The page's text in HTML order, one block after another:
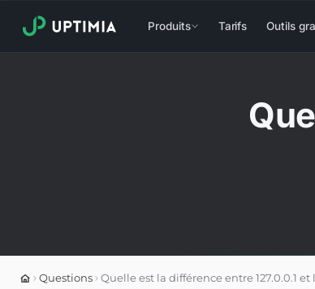
Produits Tarifs Outils
Questions Quelle est la différence entre 127.0.0.1 et